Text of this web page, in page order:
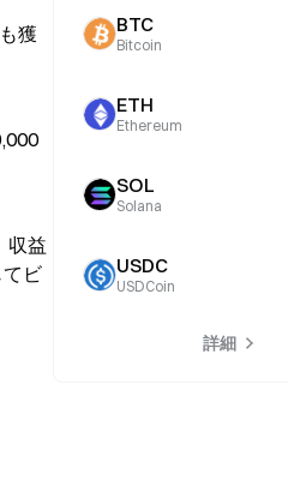
獲
収益
ビ
BTC
Bitcoin
ETH
Ethereum
SOL
Solana
USDC
USDCoin
詳細